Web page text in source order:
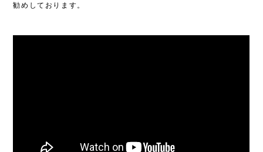
勧めしております。